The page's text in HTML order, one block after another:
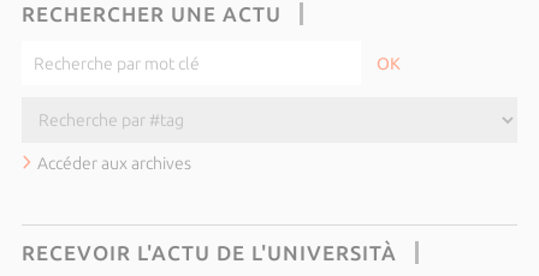
RECHERCHER UNE ACTU
Accéder aux archives
RECEVOIR L'ACTU DE L'UNIVERSITÀ